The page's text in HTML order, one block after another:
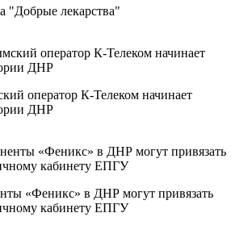
"Добрые лекарства"
оператор К-Телеком начинает
ДНР
«Феникс» в ДНР могут привязать
кабинету ЕПГУ